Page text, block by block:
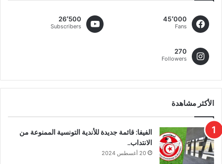
45٬000
Fans
26٬500
Subscribers
270
Followers
الأكثر مشاهدة
الفيفا: قائمة جديدة للأندية التونسية الممنوعة من
الانتداب..
20 أغسطس 2024